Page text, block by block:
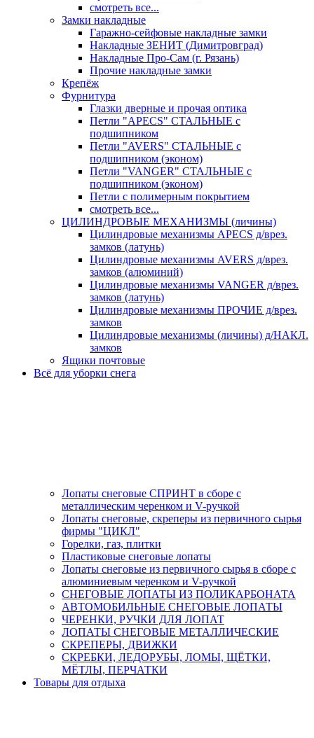
смотреть все...
Замки накладные
Гаражно-сейфовые накладные замки
Накладные ЗЕНИТ (Димитровград)
Накладные Про-Сам (г. Рязань)
Прочие накладные замки
Крепёж
Фурнитура
Глазки дверные и прочая оптика
Петли "APECS" СТАЛЬНЫЕ с
подшипником
Петли "AVERS" СТАЛЬНЫЕ с
подшипником (эконом)
Петли "VANGER" СТАЛЬНЫЕ с
подшипником (эконом)
Петли с полимерным покрытием
смотреть все...
ЦИЛИНДРОВЫЕ МЕХАНИЗМЫ (личины)
Цилиндровые механизмы APECS д/врез.
замков (латунь)
Цилиндровые механизмы AVERS д/врез.
замков (алюминий)
Цилиндровые механизмы VANGER д/врез.
замков (латунь)
Цилиндровые механизмы ПРОЧИЕ д/врез.
замков
Цилиндровые механизмы (личины) д/НАКЛ.
замков
Ящики почтовые
Всё для уборки снега
Лопаты снеговые СПРИНТ в сборе с
металлическим черенком и V-ручкой
Лопаты снеговые, скреперы из первичного сырья
фирмы "ЦИКЛ"
Горелки, газ, плитки
Пластиковые снеговые лопаты
Лопаты снеговые из первичного сырья в сборе с
алюминиевым черенком и V-ручкой
СНЕГОВЫЕ ЛОПАТЫ ИЗ ПОЛИКАРБОНАТА
АВТОМОБИЛЬНЫЕ СНЕГОВЫЕ ЛОПАТЫ
ЧЕРЕНКИ, РУЧКИ ДЛЯ ЛОПАТ
ЛОПАТЫ СНЕГОВЫЕ МЕТАЛЛИЧЕСКИЕ
СКРЕПЕРЫ, ДВИЖКИ
СКРЕБКИ, ЛЕДОРУБЫ, ЛОМЫ, ЩЁТКИ,
МЁТЛЫ, ПЕРЧАТКИ
Товары для отдыха